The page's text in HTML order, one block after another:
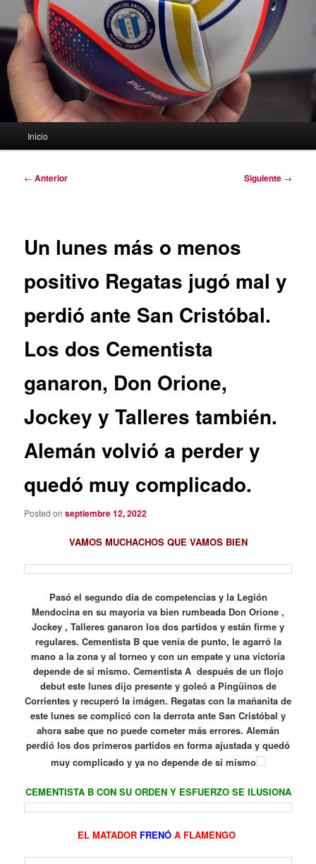
Inicio
Navegación
← Anterior Siguiente →
Un lunes más o menos
positivo Regatas jugó mal y
perdió ante San Cristóbal.
Los dos Cementista
ganaron, Don Orione,
Jockey y Talleres también.
Alemán volvió a perder y
quedó muy complicado.
Posted onseptiembre 12, 2022
VAMOS MUCHACHOS QUE VAMOS BIEN
Pasó el segundo día de competencias y la Legión
Mendocina en su mayoría va bien rumbeada Don Orione ,
Jockey , Talleres ganaron los dos partidos y están firme y
regulares. Cementista B que venía de punto, le agarró la
mano a la zona y al torneo y con un empate y una victoria
depende de si mismo. Cementista A después de un flojo
debut este lunes dijo presente y goleó a Pingüinos de
Corrientes y recuperó la imágen. Regatas con la mañanita de
este lunes se complicó con la derrota ante San Cristóbal y
ahora sabe que no puede cometer más errores. Alemán
perdió los dos primeros partidos en forma ajustada y quedó
muy complicado y ya no depende de si mismo
CEMENTISTA B CON SU ORDEN Y ESFUERZO SE ILUSIONA
EL MATADOR FRENÓ A FLAMENGO